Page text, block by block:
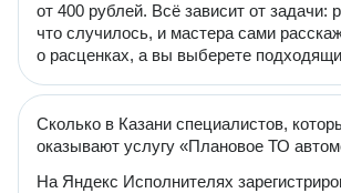
от 400 рублей. Всё зависит от задачи:
что случилось, и мастера сами
о расценках, а вы выберете
Сколько в Казани специалистов,
оказывают услугу «Плановое ТО
На Яндекс Исполнителях